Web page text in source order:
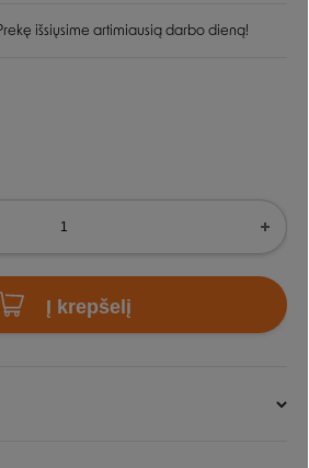
išsiųsime artimiausią darbo dieną!
Į krepšelį